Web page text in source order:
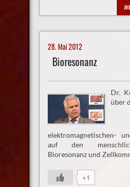
28. Mai 2012
Bioresonanz
Dr.
über
elektromagnetischen-
auf den
Bioresonanz und
+1